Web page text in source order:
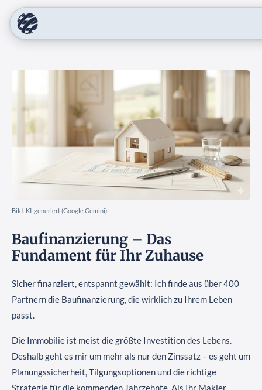
Bild: KI-generiert (Google Gemini)
Baufinanzierung – Das
Fundament für Ihr Zuhause
Sicher finanziert, entspannt gewählt: Ich finde aus über 400
Partnern die Baufinanzierung, die wirklich zu Ihrem Leben
passt.
Die Immobilie ist meist die größte Investition des Lebens.
Deshalb geht es mir um mehr als nur den Zinssatz – es geht um
Planungssicherheit, Tilgungsoptionen und die richtige
Strategie für die kommenden Jahrzehnte. Als Ihr Makler